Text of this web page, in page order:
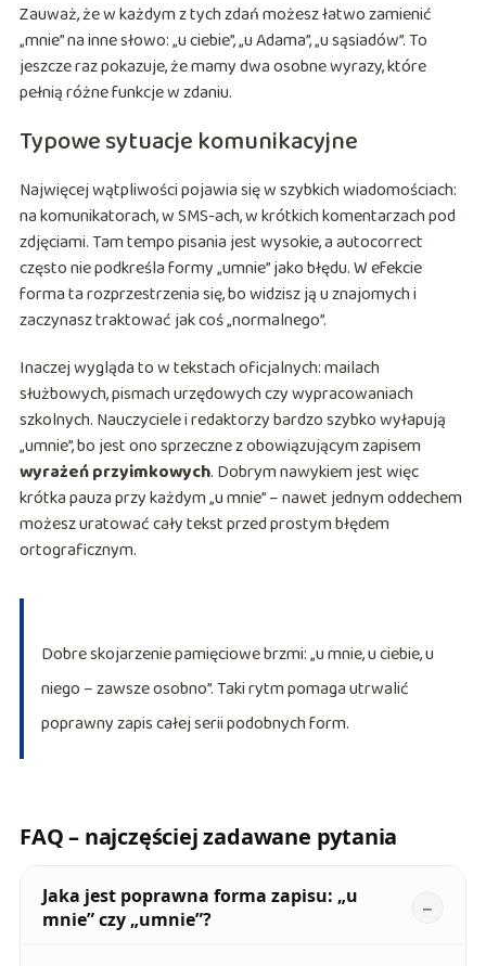
Zauważ, że w każdym z tych zdań możesz łatwo zamienić
„mnie” na inne słowo: „u ciebie”, „u Adama”, „u sąsiadów”. To
jeszcze raz pokazuje, że mamy dwa osobne wyrazy, które
pełnią różne funkcje w zdaniu.
Typowe sytuacje komunikacyjne
Najwięcej wątpliwości pojawia się w szybkich wiadomościach:
na komunikatorach, w SMS-ach, w krótkich komentarzach pod
zdjęciami. Tam tempo pisania jest wysokie, a autocorrect
często nie podkreśla formy „umnie” jako błędu. W efekcie
forma ta rozprzestrzenia się, bo widzisz ją u znajomych i
zaczynasz traktować jak coś „normalnego”.
Inaczej wygląda to w tekstach oficjalnych: mailach
służbowych, pismach urzędowych czy wypracowaniach
szkolnych. Nauczyciele i redaktorzy bardzo szybko wyłapują
„umnie”, bo jest ono sprzeczne z obowiązującym zapisem
wyrażeń przyimkowych. Dobrym nawykiem jest więc
krótka pauza przy każdym „u mnie” – nawet jednym oddechem
możesz uratować cały tekst przed prostym błędem
ortograficznym.
Dobre skojarzenie pamięciowe brzmi: „u mnie, u ciebie, u
niego – zawsze osobno”. Taki rytm pomaga utrwalić
poprawny zapis całej serii podobnych form.
FAQ – najczęściej zadawane pytania
Jaka jest poprawna forma zapisu: „u
mnie” czy „umnie”?